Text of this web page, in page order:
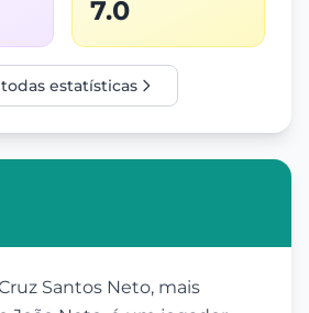
7.0
estatísticas
Santos Neto, mais